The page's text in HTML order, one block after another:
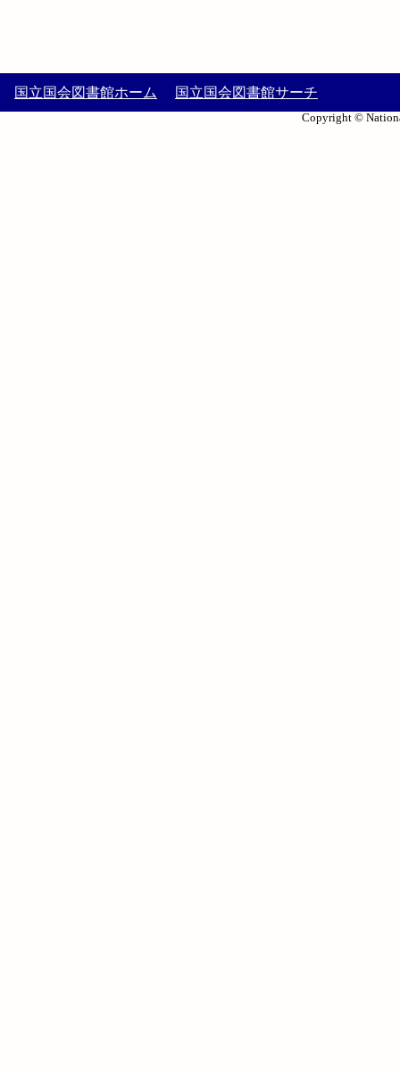
国立国会図書館ホーム 国立国会図書館サーチ
Copyright ©